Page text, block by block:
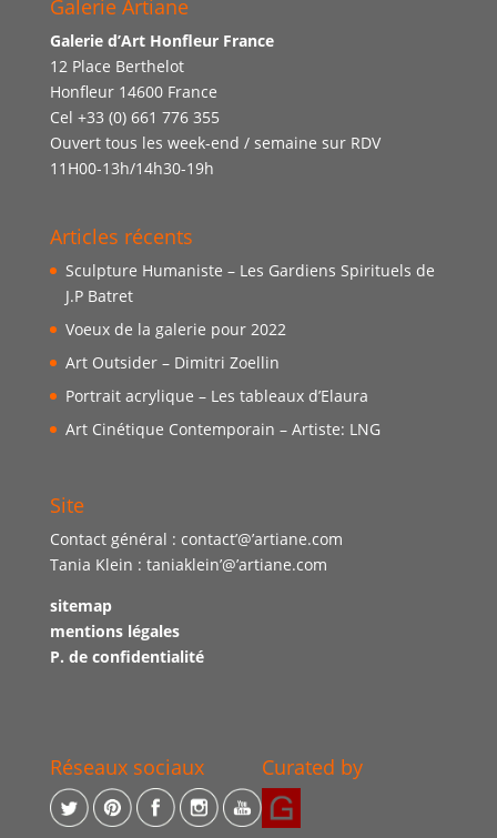
Galerie Artiane
Galerie d’Art Honfleur France
12 Place Berthelot
Honfleur 14600 France
Cel +33 (0) 661 776 355
Ouvert tous les week-end / semaine sur RDV
11H00-13h/14h30-19h
Articles récents
Sculpture Humaniste – Les Gardiens Spirituels de
J.P Batret
Voeux de la galerie pour 2022
Art Outsider – Dimitri Zoellin
Portrait acrylique – Les tableaux d’Elaura
Art Cinétique Contemporain – Artiste: LNG
Site
Contact général : contact’@’artiane.com
Tania Klein : taniaklein’@’artiane.com
sitemap
mentions légales
P. de confidentialité
Réseaux sociaux Curated by